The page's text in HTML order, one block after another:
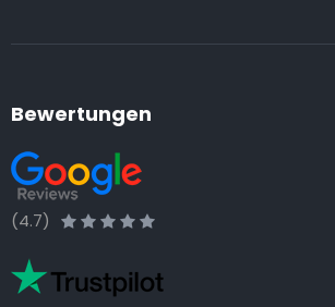
Bewertungen
(4.7)